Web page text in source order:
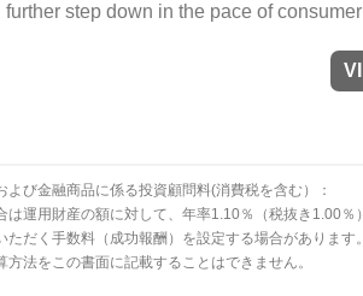
step down in the pace of
よび金融商品に係る投資顧問料(消費税を含む）：
は運用財産の額に対して、年率1.10％（税抜き1.00
ただく手数料（成功報酬）を設定する場合がありま
方法をこの書面に記載することはできません。